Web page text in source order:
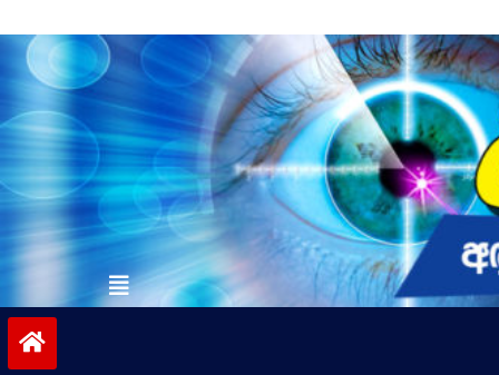
to
contentvinivida.lk